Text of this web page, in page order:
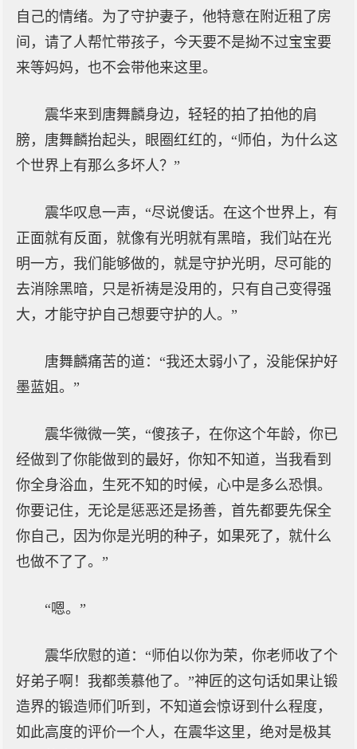
自己的情绪。为了守护妻子，他特意在附近租了房
间，请了人帮忙带孩子，今天要不是拗不过宝宝要
来等妈妈，也不会带他来这里。
震华来到唐舞麟身边，轻轻的拍了拍他的肩
膀，唐舞麟抬起头，眼圈红红的，“师伯，为什么这
个世界上有那么多坏人？”
震华叹息一声，“尽说傻话。在这个世界上，有
正面就有反面，就像有光明就有黑暗，我们站在光
明一方，我们能够做的，就是守护光明，尽可能的
去消除黑暗，只是祈祷是没用的，只有自己变得强
大，才能守护自己想要守护的人。”
唐舞麟痛苦的道：“我还太弱小了，没能保护好
墨蓝姐。”
震华微微一笑，“傻孩子，在你这个年龄，你已
经做到了你能做到的最好，你知不知道，当我看到
你全身浴血，生死不知的时候，心中是多么恐惧。
你要记住，无论是惩恶还是扬善，首先都要先保全
你自己，因为你是光明的种子，如果死了，就什么
也做不了了。”
“嗯。”
震华欣慰的道：“师伯以你为荣，你老师收了个
好弟子啊！我都羡慕他了。”神匠的这句话如果让锻
造界的锻造师们听到，不知道会惊讶到什么程度，
如此高度的评价一个人，在震华这里，绝对是极其